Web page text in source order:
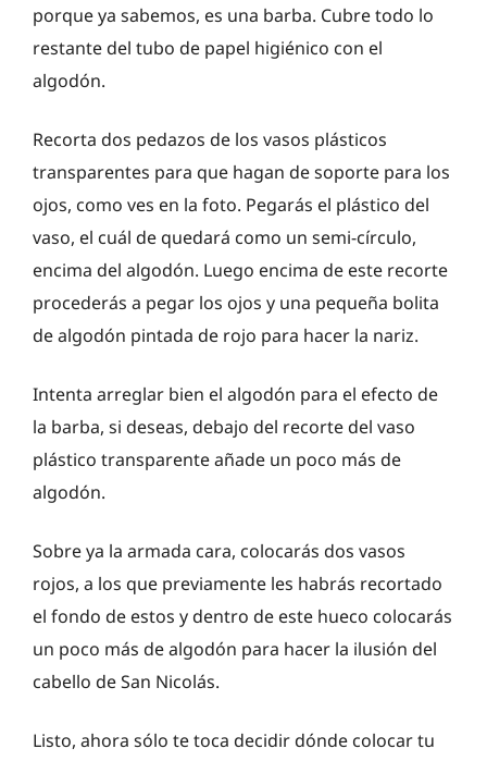
porque ya sabemos, es una barba. Cubre todo lo
restante del tubo de papel higiénico con el
algodón.
Recorta dos pedazos de los vasos plásticos
transparentes para que hagan de soporte para los
ojos, como ves en la foto. Pegarás el plástico del
vaso, el cuál de quedará como un semi-círculo,
encima del algodón. Luego encima de este recorte
procederás a pegar los ojos y una pequeña bolita
de algodón pintada de rojo para hacer la nariz.
Intenta arreglar bien el algodón para el efecto de
la barba, si deseas, debajo del recorte del vaso
plástico transparente añade un poco más de
algodón.
Sobre ya la armada cara, colocarás dos vasos
rojos, a los que previamente les habrás recortado
el fondo de estos y dentro de este hueco colocarás
un poco más de algodón para hacer la ilusión del
cabello de San Nicolás.
Listo, ahora sólo te toca decidir dónde colocar tu